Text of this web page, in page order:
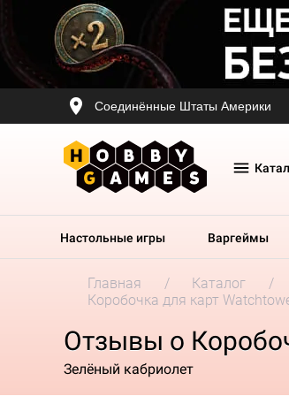
Соединённые Штаты Америки
Настольные игры Варгеймы
Главная Каталог
Коробочка для карт
Отзывы о
Зелёный кабриолет